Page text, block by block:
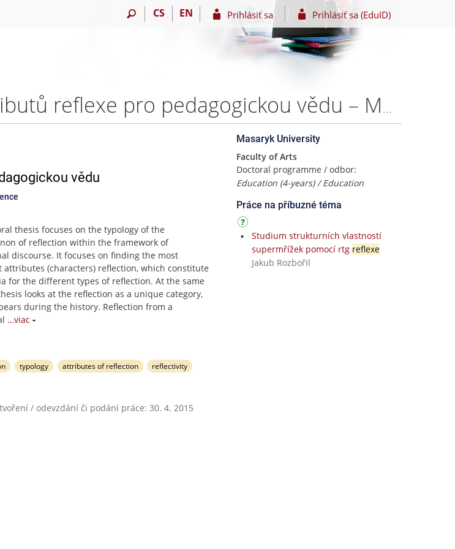
CS EN Prihlásiť sa Prihlásiť sa (EduID)
Reflexe mezi diskurzy: Hledání atributů reflexe pro pedagogickou vědu – Mgr. Jan Nehyba, Ph.D.
vědu
thesis focuses on the typology of the
of reflection within the framework of
discourse. It focuses on finding the most
attributes (characters) reflection, which constitute
for the different types of reflection. At the same
looks at the reflection as a unique category,
during the history. Reflection from a
…viac
typology attributes of reflection
reflectivity
/ odevzdání či podání práce: 30. 4. 2015
Masaryk University
Faculty of Arts
Doctoral programme / odbor:
Education (4-years) / Education
Práce na příbuzné téma
Studium strukturních vlastností
supermřížek pomocí rtg reflexe
Jakub Rozbořil